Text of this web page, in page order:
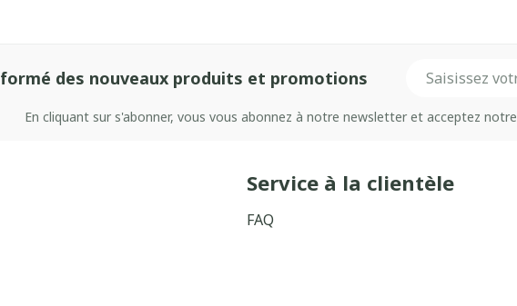
des nouveaux produits et promotions
En cliquant sur s'abonner, vous vous abonnez à notre newsletter et acceptez notre
Service à la clientèle
FAQ